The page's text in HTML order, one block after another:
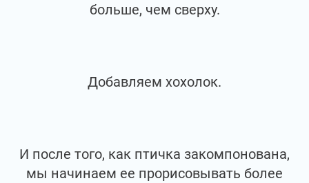
больше, чем сверху.
Добавляем хохолок.
И после того, как птичка закомпонована,
мы начинаем ее прорисовывать более